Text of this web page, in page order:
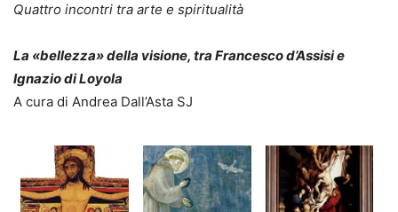
Quattro incontri tra arte e spiritua­lità
La «bellezza» della visione, tra Francesco d’Assisi e
Ignazio di Loyola
A cura di Andrea Dall’Asta SJ